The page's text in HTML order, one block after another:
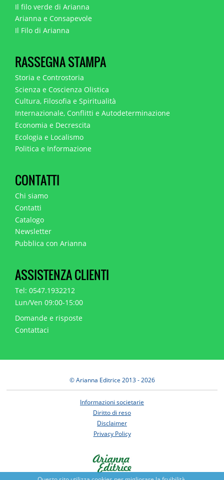
Il filo verde di Arianna
Arianna e Consapevole
Il Filo di Arianna
RASSEGNA STAMPA
Storia e Controstoria
Scienza e Coscienza Olistica
Cultura, Filosofia e Spiritualità
Internazionale, Conflitti e Autodeterminazione
Economia e Decrescita
Ecologia e Localismo
Politica e Informazione
CONTATTI
Chi siamo
Contatti
Catalogo
Newsletter
Pubblica con Arianna
ASSISTENZA CLIENTI
Tel: 0547.1932212
Lun/Ven 09:00-15:00
Domande e risposte
Contattaci
© Arianna Editrice 2013 - 2026
Informazioni societarie
Diritto di reso
Disclaimer
Privacy Policy